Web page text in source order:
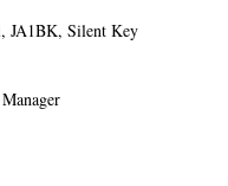
JA1BK, Silent Key